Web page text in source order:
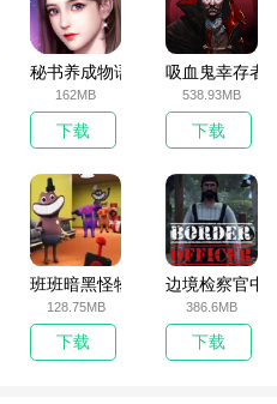
解版秘书养成物语
162MB
下载
吸血鬼幸存者
538.93MB
下载
无敌版
班班暗黑怪物生存挑战5
128.75MB
下载
边境检察官中
386.6MB
下载